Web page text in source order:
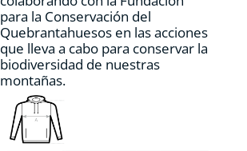
para la Conservación del
Quebrantahuesos en las acciones
que lleva a cabo para conservar la
biodiversidad de nuestras
montañas.